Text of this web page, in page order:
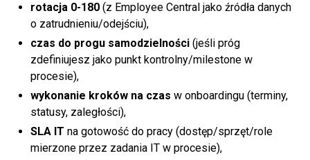
rotacja 0-180 (z Employee Central jako źródła danych
o zatrudnieniu/odejściu),
czas do progu samodzielności (jeśli próg
zdefiniujesz jako punkt kontrolny/milestone w
procesie),
wykonanie kroków na czas w onboardingu (terminy,
statusy, zaległości),
SLA IT na gotowość do pracy (dostęp/sprzęt/role
mierzone przez zadania IT w procesie),